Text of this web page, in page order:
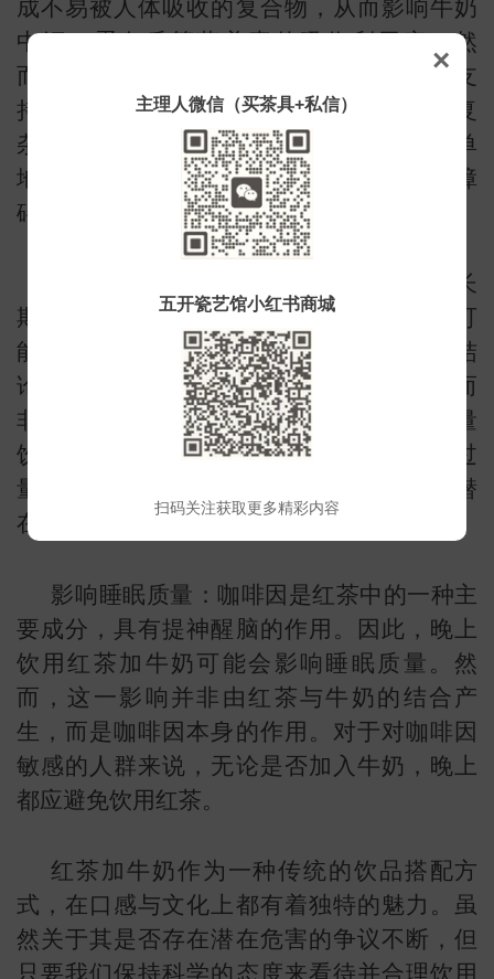
×
主理人微信（买茶具+私信）
五开瓷艺馆小红书商城
扫码关注获取更多精彩内容
常
识
成不易被人体吸收的复合物，从而影响牛奶
中钙、蛋白质等营养素的吸收利用率。然
而，这一说法目前尚缺乏充分的科学证据支
持。实际上，人体对营养素的吸收是一个复
杂的过程，受到多种因素的影响，不能简单
地将红茶与牛奶的混合视为营养吸收的障
碍。
增加心血管疾病风险：另有研究指出，长
期大量饮用含咖啡因的饮品(如红茶加牛奶)可
能会增加心血管疾病的风险。然而，这一结
论主要基于咖啡因对心血管系统的影响，而
非红茶与牛奶结合本身的问题。此外，适量
饮用红茶加牛奶并不会导致咖啡因摄入过
量，因此不必过分担忧其对心血管健康的潜
在威胁。
影响睡眠质量：咖啡因是红茶中的一种主
要成分，具有提神醒脑的作用。因此，晚上
饮用红茶加牛奶可能会影响睡眠质量。然
而，这一影响并非由红茶与牛奶的结合产
生，而是咖啡因本身的作用。对于对咖啡因
敏感的人群来说，无论是否加入牛奶，晚上
都应避免饮用红茶。
红茶加牛奶作为一种传统的饮品搭配方
式，在口感与文化上都有着独特的魅力。虽
然关于其是否存在潜在危害的争议不断，但